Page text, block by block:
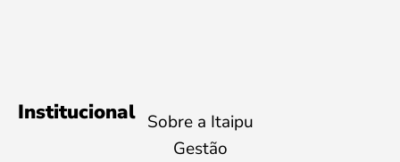
Institucional Sobre a Itaipu
Gestão